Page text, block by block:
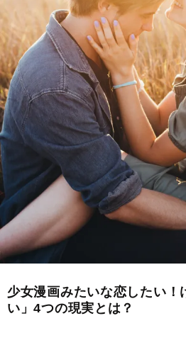
少女漫画みたいな恋したい！
い」4つの現実とは？